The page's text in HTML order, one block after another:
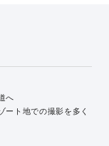
へ
ート地での撮影を多く